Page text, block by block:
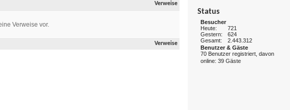
Verweise
Verweise vor.
Verweise
Status
Besucher
Heute:
721
Gestern:
624
Gesamt:
2.443.312
Benutzer & Gäste
70 Benutzer registriert, davon
online: 39 Gäste